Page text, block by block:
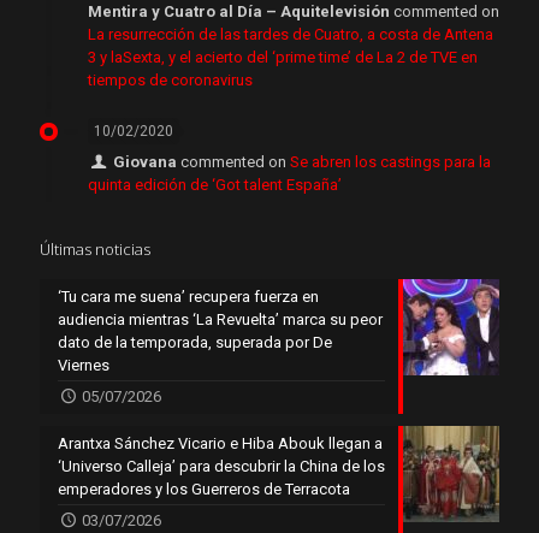
Mentira y Cuatro al Día – Aquitelevisión commented on
La resurrección de las tardes de Cuatro, a costa de Antena
3 y laSexta, y el acierto del ‘prime time’ de La 2 de TVE en
tiempos de coronavirus
10/02/2020
Giovana commented onSe abren los castings para la
quinta edición de ‘Got talent España’
Últimas noticias
‘Tu cara me suena’ recupera fuerza en
audiencia mientras ‘La Revuelta’ marca su peor
dato de la temporada, superada por De
Viernes
05/07/2026
Arantxa Sánchez Vicario e Hiba Abouk llegan a
‘Universo Calleja’ para descubrir la China de los
emperadores y los Guerreros de Terracota
03/07/2026